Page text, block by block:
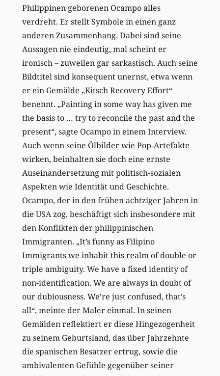
Philippinen geborenen Ocampo alles
verdreht. Er stellt Symbole in einen ganz
anderen Zusammenhang. Dabei sind seine
Aussagen nie eindeutig, mal scheint er
ironisch – zuweilen gar sarkastisch. Auch seine
Bildtitel sind konsequent unernst, etwa wenn
er ein Gemälde „Kitsch Recovery Effort“
benennt. „Painting in some way has given me
the basis to … try to reconcile the past and the
present“, sagte Ocampo in einem Interview.
Auch wenn seine Ölbilder wie Pop-Artefakte
wirken, beinhalten sie doch eine ernste
Auseinandersetzung mit politisch-sozialen
Aspekten wie Identität und Geschichte.
Ocampo, der in den frühen achtziger Jahren in
die USA zog, beschäftigt sich insbesondere mit
den Konflikten der philippinischen
Immigranten. „It’s funny as Filipino
Immigrants we inhabit this realm of double or
triple ambiguity. We have a fixed identity of
non-identification. We are always in doubt of
our dubiousness. We’re just confused, that’s
all“, meinte der Maler einmal. In seinen
Gemälden reflektiert er diese Hingezogenheit
zu seinem Geburtsland, das über Jahrzehnte
die spanischen Besatzer ertrug, sowie die
ambivalenten Gefühle gegenüber seiner